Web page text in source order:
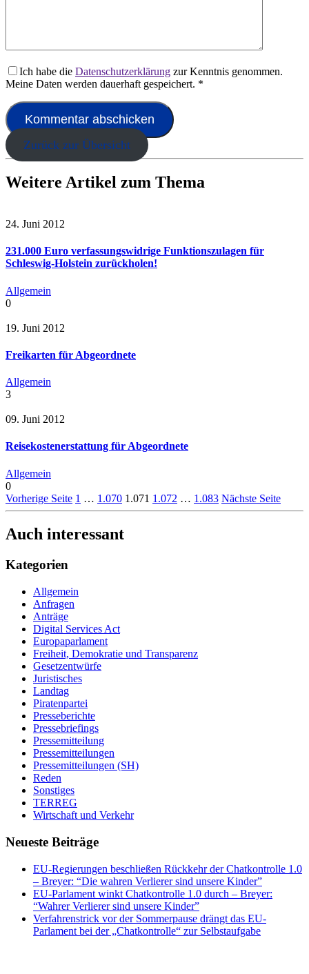
Ich habe die Datenschutzerklärung zur Kenntnis genommen.
Meine Daten werden dauerhaft gespeichert. *
Zurück zur Übersicht
Weitere Artikel zum Thema
24. Juni 2012
231.000 Euro verfassungswidrige Funktionszulagen für
Schleswig-Holstein zurückholen!
Allgemein
0
19. Juni 2012
Freikarten für Abgeordnete
Allgemein
3
09. Juni 2012
Reisekostenerstattung für Abgeordnete
Allgemein
0
Vorherige Seite 1 … 1.070 1.071 1.072 … 1.083 Nächste Seite
Auch interessant
Kategorien
Allgemein
Anfragen
Anträge
Digital Services Act
Europaparlament
Freiheit, Demokratie und Transparenz
Gesetzentwürfe
Juristisches
Landtag
Piratenpartei
Presseberichte
Pressebriefings
Pressemitteilung
Pressemitteilungen
Pressemitteilungen (SH)
Reden
Sonstiges
TERREG
Wirtschaft und Verkehr
Neueste Beiträge
EU-Regierungen beschließen Rückkehr der Chatkontrolle 1.0
– Breyer: “Die wahren Verlierer sind unsere Kinder”
EU-Parlament winkt Chatkontrolle 1.0 durch – Breyer:
“Wahrer Verlierer sind unsere Kinder”
Verfahrenstrick vor der Sommerpause drängt das EU-
Parlament bei der „Chatkontrolle“ zur Selbstaufgabe